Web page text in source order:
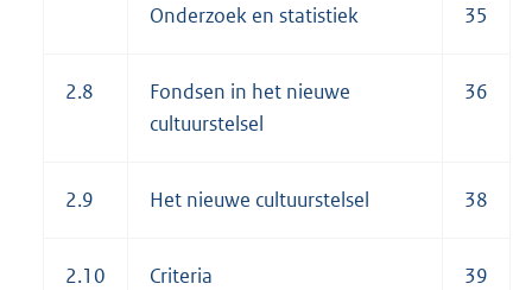
Onderzoek en statistiek 35
2.8
Fondsen in het nieuwe
cultuurstelsel
36
2.9 Het nieuwe cultuurstelsel 38
2.10 Criteria 39